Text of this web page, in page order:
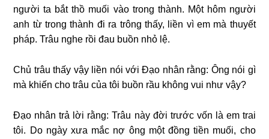
người ta bắt thồ muối vào trong thành. Một hôm người
anh từ trong thành đi ra trông thấy, liền vì em mà thuyết
pháp. Trâu nghe rồi đau buồn nhỏ lệ.
Chủ trâu thấy vậy liền nói với Đạo nhân rằng: Ông nói gì
mà khiến cho trâu của tôi buồn rầu không vui như vậy?
Đạo nhân trả lời rằng: Trâu này đời trước vốn là em trai
tôi. Do ngày xưa mắc nợ ông một đồng tiền muối, cho